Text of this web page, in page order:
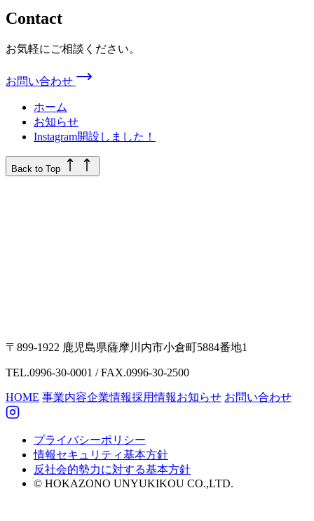
Contact
お気軽にご相談ください。
お問い合わせ
ホーム
お知らせ
Instagram開設しました！
Back to Top
〒899-1922 鹿児島県薩摩川内市小倉町5884番地1
TEL.0996-30-0001 / FAX.0996-30-2500
HOME 事業内容企業情報採用情報お知らせ お問い合わせ
プライバシーポリシー
情報セキュリティ基本方針
反社会的勢力に対する基本方針
© HOKAZONO UNYUKIKOU CO.,LTD.